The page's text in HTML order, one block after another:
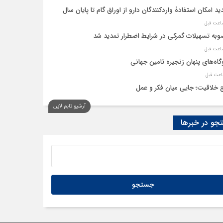
امکان استفادۀ واردکنندگان دارو از اوراق گام تا پایان سال
تسهیلات گمرکی در شرایط اضطرار تمدید شد
پنهان زنجیره تامین جهانی
خلاقیت؛ جایی میان فکر و عمل
حلقه پیوند میدان اقتصاد و عرصه تصمیم‌گیری است
آرشیو تایم لاین
در خبرها